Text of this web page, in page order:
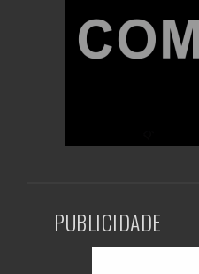
PUBLICIDADE